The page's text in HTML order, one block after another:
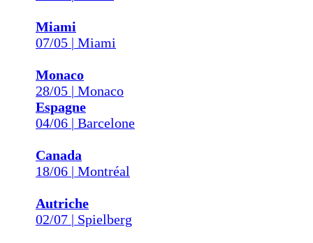
Miami
07/05 | Miami
Monaco
28/05 | Monaco
Espagne
04/06 | Barcelone
Canada
18/06 | Montréal
Autriche
02/07 | Spielberg